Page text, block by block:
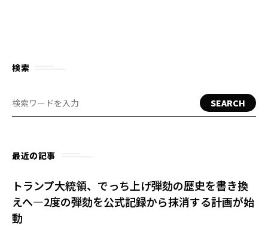
検索
SEARCH
最近の記事
トランプ大統領、でっち上げ弾劾の歴史を書き換
えへ—2度の弾劾を公式記録から抹消する計画が始
動